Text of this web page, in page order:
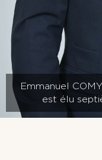
Emmanuel
est élu